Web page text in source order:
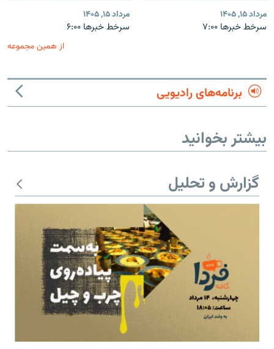
مرداد ۱۵, ۱۴۰۵
سرخط خبرها ۷:۰۰
مرداد ۱۵, ۱۴۰۵
سرخط خبرها ۶:۰۰
از همین مجموعه
برنامه‌های رادیویی
بیشتر بخوانید
گزارش و تحلیل